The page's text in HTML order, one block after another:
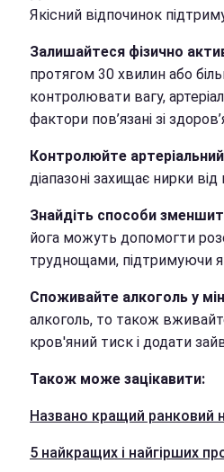
Якісний відпочинок
Залишайтеся фізично
протягом 30 хвилин або
контролювати вагу,
фактори пов’язані зі
Контролюйте
діапазоні захищає нирки
Знайдіть способи
йога можуть допомогти
труднощами, підтримуючи
Споживайте алкоголь у
алкоголь, то також
кров'яний тиск і додати
Також може зацікавити:
Названо кращий ранковий
5 найкращих і найгірших